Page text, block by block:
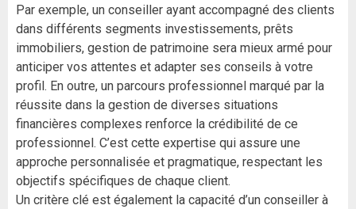
Par exemple, un conseiller ayant accompagné des clients
dans différents segments investissements, prêts
immobiliers, gestion de patrimoine sera mieux armé pour
anticiper vos attentes et adapter ses conseils à votre
profil. En outre, un parcours professionnel marqué par la
réussite dans la gestion de diverses situations
financières complexes renforce la crédibilité de ce
professionnel. C’est cette expertise qui assure une
approche personnalisée et pragmatique, respectant les
objectifs spécifiques de chaque client.
Un critère clé est également la capacité d’un conseiller à